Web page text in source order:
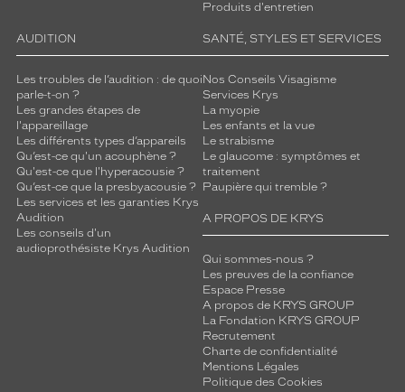
Produits d'entretien
AUDITION
Les troubles de l’audition : de quoi
parle-t-on ?
Les grandes étapes de
l'appareillage
Les différents types d’appareils
Qu’est-ce qu'un acouphène ?
Qu'est-ce que l'hyperacousie ?
Qu’est-ce que la presbyacousie ?
Les services et les garanties Krys
Audition
Les conseils d'un
audioprothésiste Krys Audition
SANTÉ, STYLES ET SERVICES
Nos Conseils Visagisme
Services Krys
La myopie
Les enfants et la vue
Le strabisme
Le glaucome : symptômes et
traitement
Paupière qui tremble ?
A PROPOS DE KRYS
Qui sommes-nous ?
Les preuves de la confiance
Espace Presse
A propos de KRYS GROUP
La Fondation KRYS GROUP
Recrutement
Charte de confidentialité
Mentions Légales
Politique des Cookies